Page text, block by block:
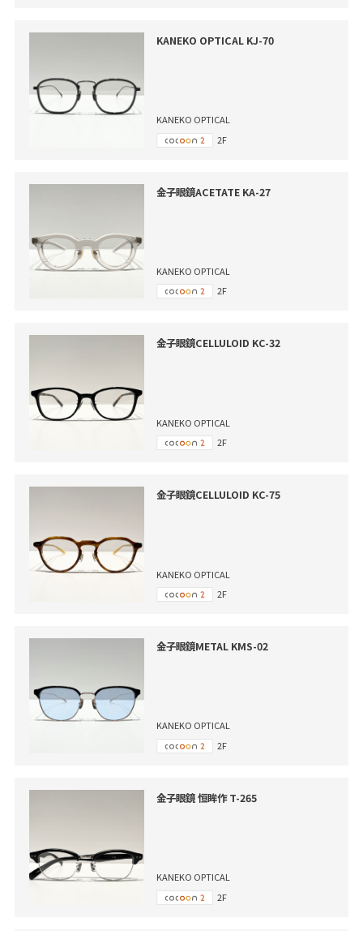
KANEKO OPTICAL KJ-70
KANEKO OPTICAL
2F
金子眼鏡ACETATE KA-27
KANEKO OPTICAL
2F
金子眼鏡CELLULOID KC-32
KANEKO OPTICAL
2F
金子眼鏡CELLULOID KC-75
KANEKO OPTICAL
2F
金子眼鏡METAL KMS-02
KANEKO OPTICAL
2F
金子眼鏡 恒眸作 T-265
KANEKO OPTICAL
2F